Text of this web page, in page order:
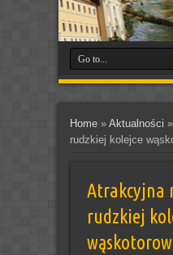
Home» Aktualności »
rudzkiej kolejce
Atrakcyjna
rudzkiej